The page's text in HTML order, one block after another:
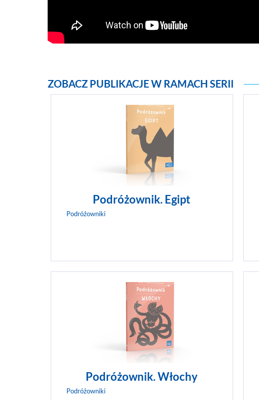
ZOBACZ PUBLIKACJE W RAMACH SERII
Podróżownik. Egipt
Podróżowniki
Podróżownik. Włochy
Podróżowniki